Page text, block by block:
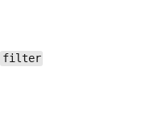
filter